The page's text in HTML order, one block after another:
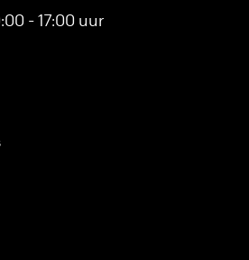
- 17:00 uur